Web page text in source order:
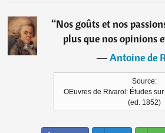
“Nos goûts et nos
plus que nos opinions
―Antoine de
Source:
OEuvres de Rivarol: Études
(ed. 1852)